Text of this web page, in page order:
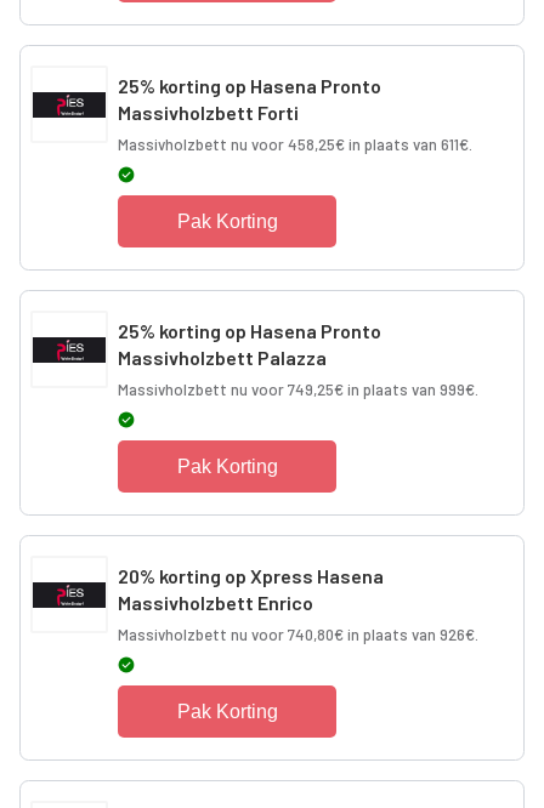
25% korting op Hasena Pronto
Massivholzbett Forti
Massivholzbett nu voor 458,25€ in plaats van 611€.
Pak Korting
25% korting op Hasena Pronto
Massivholzbett Palazza
Massivholzbett nu voor 749,25€ in plaats van 999€.
Pak Korting
20% korting op Xpress Hasena
Massivholzbett Enrico
Massivholzbett nu voor 740,80€ in plaats van 926€.
Pak Korting